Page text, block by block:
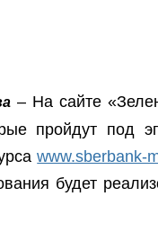
– На сайте
пройдут под
www.sberbank-
будет